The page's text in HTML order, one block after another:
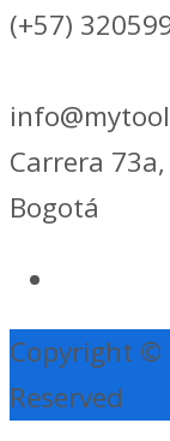
(+57)
Carrera
Bogotá
Copyright ©
Reserved